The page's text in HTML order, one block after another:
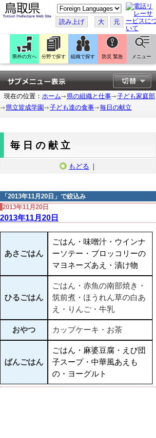
こ
の
ペ
ー
ジ
翻
訳
す
る
読み上げ 大 元
県外の方へ 分野で探す 組織で探す 防災 緊急 メニュー
現在の位置： ホーム 県の組織と仕事
子ども家庭部
県立皆成学園
子ども達の食事 毎日の献立
毎日の献立
もどる ｜
「 2013年11月20日 」で絞込み
2013年11月20日
2013年11月20日
あさごはん
ごはん・味噌汁・ウインナ
ーソテー・ブロッコリーの
マヨネーズあえ・漬け物
ひるごはん
ごはん・赤魚の南部焼き・
筑前煮・ほうれん草の白あ
え・りんご・牛乳
おやつ カップケーキ・お茶
ばんごはん
ごはん・麻婆豆腐・えび団
子スープ・中華風あえも
の・ヨーグルト